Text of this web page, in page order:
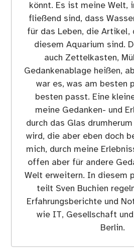
könnt. Es ist meine Welt,
fließend sind, dass
für das Leben, die Artikel,
diesem Aquarium sind.
auch Zettelkasten,
Gedankenablage heißen,
war es, was am besten
besten passt. Eine
meine Gedanken- und
durch das Glas
wird, die aber eben doch
mich, durch meine
offen aber für andere
Welt erweitern. In diesem
teilt Sven Buchien
Erfahrungsberichte und
wie IT, Gesellschaft
Berlin.